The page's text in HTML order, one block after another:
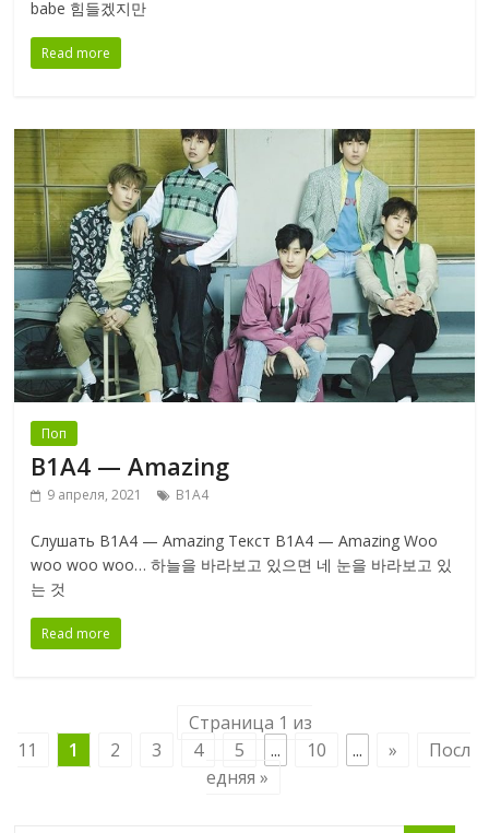
babe 힘들겠지만
Read more
Поп
B1A4 — Amazing
9 апреля, 2021 B1A4
Слушать B1A4 — Amazing Текст B1A4 — Amazing Woo
woo woo woo… 하늘을 바라보고 있으면 네 눈을 바라보고 있
는 것
Read more
Страница 1 из
11
1 2 3 4 5 ... 10 ... »
Посл
едняя »